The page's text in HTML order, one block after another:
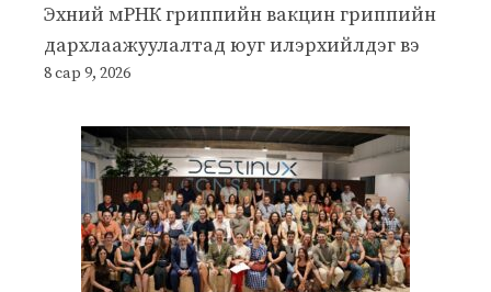
Эхний мРНК гриппийн вакцин гриппийн
дархлаажуулалтад юуг илэрхийлдэг вэ
8 сар 9, 2026